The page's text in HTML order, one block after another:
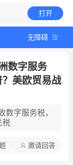
打开
无障碍
数字服务
美欧贸易战
数字服务税，
税
邀请回答